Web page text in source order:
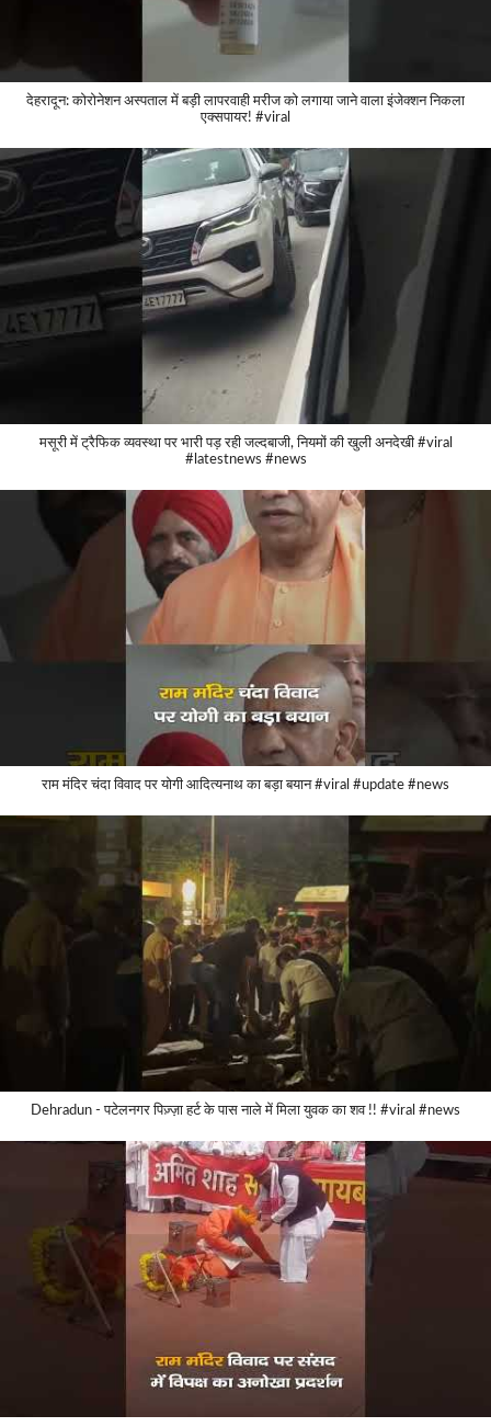
देहरादून: कोरोनेशन अस्पताल में बड़ी लापरवाही मरीज को लगाया जाने वाला इंजेक्शन निकला
एक्सपायर! #viral
मसूरी में ट्रैफिक व्यवस्था पर भारी पड़ रही जल्दबाजी, नियमों की खुली अनदेखी #viral
#latestnews #news
राम मंदिर चंदा विवाद पर योगी आदित्यनाथ का बड़ा बयान #viral #update #news
Dehradun - पटेलनगर पिज़्ज़ा हर्ट के पास नाले में मिला युवक का शव !! #viral #news